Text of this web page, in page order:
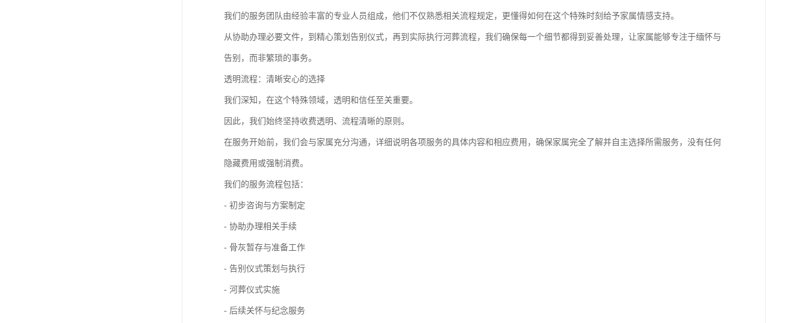
我们的服务团队由经验丰富的专业人员组成，他们不仅熟悉相关流程规定，更懂得如何在这个特殊时刻给予家属情感支持。
从协助办理必要文件，到精心策划告别仪式，再到实际执行河葬流程，我们确保每一个细节都得到妥善处理，让家属能够专注于缅怀与
告别，而非繁琐的事务。
透明流程：清晰安心的选择
我们深知，在这个特殊领域，透明和信任至关重要。
因此，我们始终坚持收费透明、流程清晰的原则。
在服务开始前，我们会与家属充分沟通，详细说明各项服务的具体内容和相应费用，确保家属完全了解并自主选择所需服务，没有任何
隐藏费用或强制消费。
我们的服务流程包括：
- 初步咨询与方案制定
- 协助办理相关手续
- 骨灰暂存与准备工作
- 告别仪式策划与执行
- 河葬仪式实施
- 后续关怀与纪念服务